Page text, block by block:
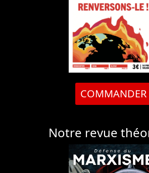
COMMANDER
Notre revue